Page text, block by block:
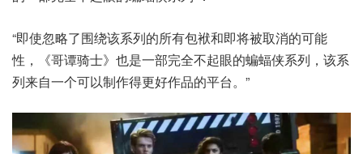
“即使忽略了围绕该系列的所有包袱和即将被取消的可能
性，《哥谭骑士》也是一部完全不起眼的蝙蝠侠系列，该系
列来自一个可以制作得更好作品的平台。”